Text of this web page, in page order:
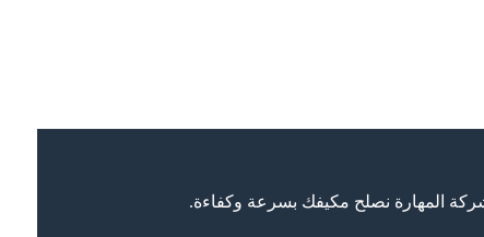
المهارة نصلح مكيفك بسرعة وكفاءة.